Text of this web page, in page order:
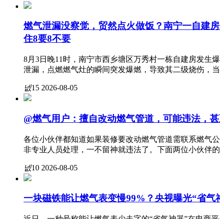
燃气泄漏没察觉，贸然点火做饭？南宁一自建
住8要8不要
8月3日晚11时，南宁市西乡塘区万秀村一栋自建房发生
泄漏，点燃燃气灶的瞬间突发爆燃，导致其二级烧伤，
넶15 2026-08-05
@燃气用户：擅自改动燃气管道，可能违法，
各位小伙伴都知道如果装修要改动燃气管道需联系燃气
非专业人员处理，一不留神就违法了。下面两位小伙伴
넶10 2026-08-05
一块磁铁能让燃气表变慢99%？央视曝光“省气